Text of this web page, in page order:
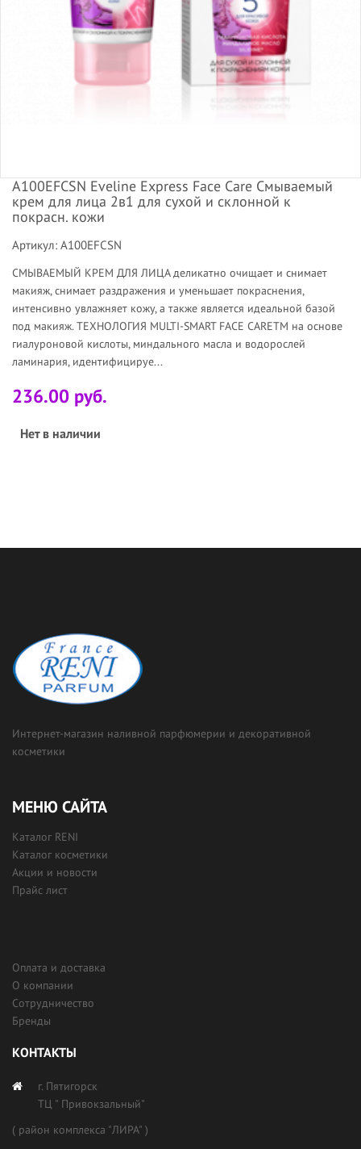
A100EFCSN Eveline Express Face Care Смываемый
крем для лица 2в1 для сухой и склонной к
покрасн. кожи
Артикул: A100EFCSN
СМЫВАЕМЫЙ КРЕМ ДЛЯ ЛИЦА деликатно очищает и снимает
макияж, снимает раздражения и уменьшает покраснения,
интенсивно увлажняет кожу, а также является идеальной базой
под макияж. ТЕХНОЛОГИЯ MULTI-SMART FACE CARETM на основе
гиалуроновой кислоты, миндального масла и водорослей
ламинария, идентифицируе...
236.00 руб.
Нет в наличии
Интернет-магазин наливной парфюмерии и декоративной
косметики
МЕНЮ САЙТА
Каталог RENI
Каталог косметики
Акции и новости
Прайс лист
Оплата и доставка
О компании
Сотрудничество
Бренды
КОНТАКТЫ
г. Пятигорск
ТЦ " Привокзальный"
( район комплекса "ЛИРА" )